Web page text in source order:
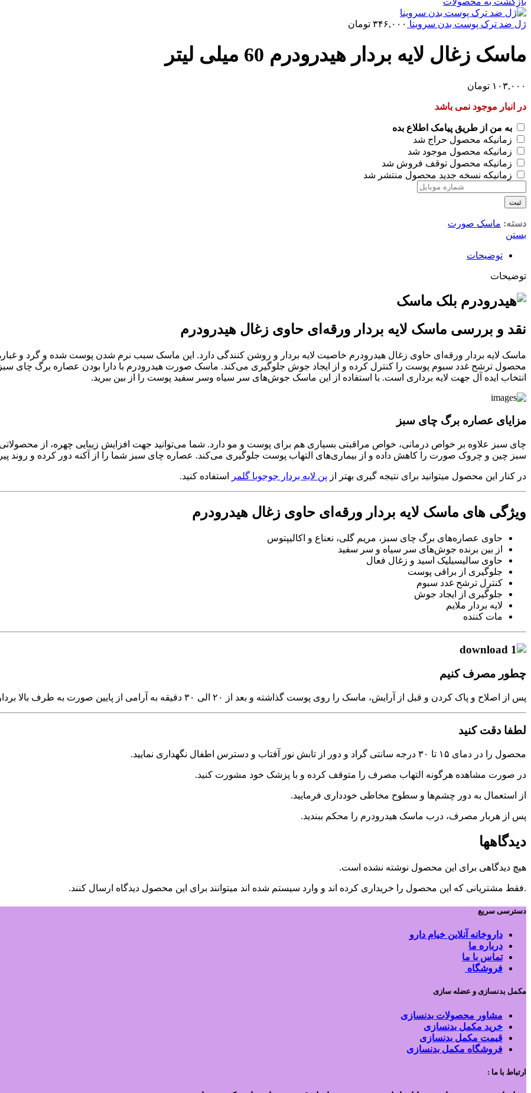
ژل ضد ترک پوست بدن سروینا ۳۴۶,۰۰۰ تومان
ماسک زغال لایه بردار هیدرودرم 60 میلی لیتر
۱۰۳,۰۰۰ تومان
در انبار موجود نمی باشد
به من از طریق پیامک اطلاع بده
زمانیکه محصول حراج شد
زمانیکه محصول موجود شد
زمانیکه محصول توقف فروش شد
زمانیکه نسخه جدید محصول منتشر شد
ثبت
دسته: ماسک صورت
بستن
توضیحات
توضیحات
نقد و بررسی ماسک لایه بردار ورقه‌ای حاوی زغال هیدرودرم
ماسک لایه بردار ورقه‌ای حاوی زغال هیدرودرم خاصیت لایه بردار و روشن کنندگی دارد. این ماسک سبب نرم شدن پوست شده و گرد و
محصول ترشح غدد سبوم پوست را کنترل کرده و از ایجاد جوش جلوگیری می‌کند. ماسک صورت هیدرودرم با دارا بودن عصاره برگ چای سبز،
انتخاب ایده آل جهت لایه برداری است. با استفاده از این ماسک جوش‌های سر سیاه وسر سفید پوست را از بین ببرید.
مزایای عصاره برگ چای سبز
چای سبز علاوه بر خواص درمانی، خواص مراقبتی بسیاری هم برای پوست و مو دارد. شما می‌توانید جهت افزایش زیبایی چهره، از محصولاتی
سبز چین و چروک صورت را کاهش داده و از بیماری‌های التهاب پوست جلوگیری می‌کند. عصاره چای سبز شما را از آکنه دور کرده و روند
در کنار این محصول میتوانید برای نتیجه گیری بهتر از پن لایه بردار جوجوبا گلمر استفاده کنید.
ویژگی های ماسک لایه بردار ورقه‌ای حاوی زغال هیدرودرم
حاوی عصاره‌های برگ چای سبز، مریم گلی، نعناع و اکالیپتوس
از بین برنده جوش‌های سر سیاه و سر سفید
حاوی سالیسیلیک اسید و زغال فعال
جلوگیری از براقی پوست
کنترل ترشح غدد سبوم
جلوگیری از ایجاد جوش
لایه بردار ملایم
مات کننده
چطور مصرف کنیم
پس از اصلاح و پاک کردن و قبل از آرایش، ماسک را روی پوست گذاشته و بعد از ۲۰ الی ۳۰ دقیقه به آرامی از پایین صورت به طرف بالا بردارید و در صورت دلخواه آبکشی نمایید.
لطفا دقت کنید
محصول را در دمای ۱۵ تا ۳۰ درجه سانتی گراد و دور از تابش نور آفتاب و دسترس اطفال نگهداری نمایید.
در صورت مشاهده هرگونه التهاب مصرف را متوقف کرده و با پزشک خود مشورت کنید.
از استعمال به دور چشم‌ها و سطوح مخاطی خودداری فرمایید.
پس از هربار مصرف، درب ماسک هیدرودرم را محکم ببندید.
دیدگاهها
هیچ دیدگاهی برای این محصول نوشته نشده است.
.فقط مشتریانی که این محصول را خریداری کرده اند و وارد سیستم شده اند میتوانند برای این محصول دیدگاه ارسال کنند.
دسترسی سریع
داروخانه آنلاین خیام دارو
درباره ما
تماس با ما
فروشگاه
مکمل بدنسازی و عضله سازی
مشاور محصولات بدنسازی
خرید مکمل بدنسازی
قیمت مکمل بدنسازی
فروشگاه مکمل بدنسازی
ارتباط با ما :